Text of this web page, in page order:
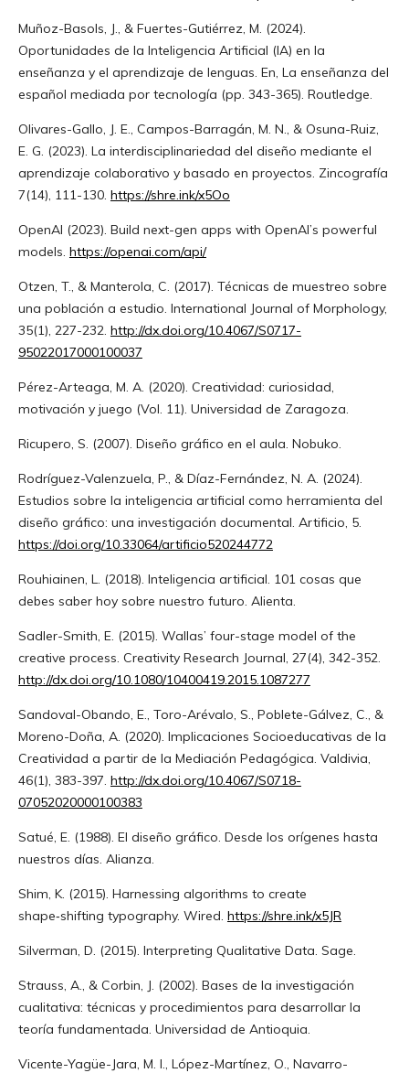
Muñoz-Basols, J., & Fuertes-Gutiérrez, M. (2024).
Oportunidades de la Inteligencia Artificial (IA) en la
enseñanza y el aprendizaje de lenguas. En, La enseñanza del
español mediada por tecnología (pp. 343-365). Routledge.
Olivares-Gallo, J. E., Campos-Barragán, M. N., & Osuna-Ruiz,
E. G. (2023). La interdisciplinariedad del diseño mediante el
aprendizaje colaborativo y basado en proyectos. Zincografía
7(14), 111-130. https://shre.ink/x5Oo
OpenAI (2023). Build next-gen apps with OpenAI’s powerful
models. https://openai.com/api/
Otzen, T., & Manterola, C. (2017). Técnicas de muestreo sobre
una población a estudio. International Journal of Morphology,
35(1), 227-232. http://dx.doi.org/10.4067/S0717-
95022017000100037
Pérez-Arteaga, M. A. (2020). Creatividad: curiosidad,
motivación y juego (Vol. 11). Universidad de Zaragoza.
Ricupero, S. (2007). Diseño gráfico en el aula. Nobuko.
Rodríguez-Valenzuela, P., & Díaz-Fernández, N. A. (2024).
Estudios sobre la inteligencia artificial como herramienta del
diseño gráfico: una investigación documental. Artificio, 5.
https://doi.org/10.33064/artificio520244772
Rouhiainen, L. (2018). Inteligencia artificial. 101 cosas que
debes saber hoy sobre nuestro futuro. Alienta.
Sadler-Smith, E. (2015). Wallas’ four-stage model of the
creative process. Creativity Research Journal, 27(4), 342-352.
http://dx.doi.org/10.1080/10400419.2015.1087277
Sandoval-Obando, E., Toro-Arévalo, S., Poblete-Gálvez, C., &
Moreno-Doña, A. (2020). Implicaciones Socioeducativas de la
Creatividad a partir de la Mediación Pedagógica. Valdivia,
46(1), 383-397. http://dx.doi.org/10.4067/S0718-
07052020000100383
Satué, E. (1988). El diseño gráfico. Desde los orígenes hasta
nuestros días. Alianza.
Shim, K. (2015). Harnessing algorithms to create
shape‑shifting typography. Wired. https://shre.ink/x5JR
Silverman, D. (2015). Interpreting Qualitative Data. Sage.
Strauss, A., & Corbin, J. (2002). Bases de la investigación
cualitativa: técnicas y procedimientos para desarrollar la
teoría fundamentada. Universidad de Antioquia.
Vicente-Yagüe-Jara, M. I., López-Martínez, O., Navarro-